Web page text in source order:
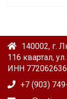
140002, г.
116 квартал,
ИНН
+7 (903)